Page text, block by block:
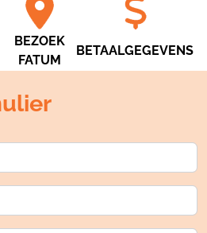
BEZOEK
FATUM
BETAALGEGEVENS